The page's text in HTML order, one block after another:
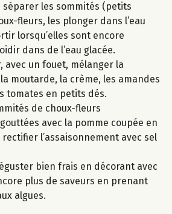
séparer les sommités (petits
fleurs, les plonger dans l’eau
lorsqu’elles sont encore
dans de l’eau glacée.
avec un fouet, mélanger la
moutarde, la crème, les amandes
tomates en petits dés.
de choux-fleurs
avec la pomme coupée en
l’assaisonnement avec sel
bien frais en décorant avec
plus de saveurs en prenant
algues.